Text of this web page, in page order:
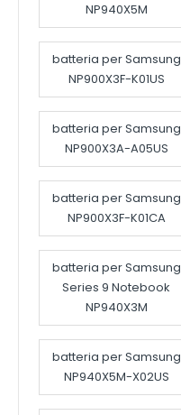
NP940X5M
batteria per Samsung
NP900X3F-K01US
batteria per Samsung
NP900X3A-A05US
batteria per Samsung
NP900X3F-K01CA
batteria per Samsung
Series 9 Notebook
NP940X3M
batteria per Samsung
NP940X5M-X02US